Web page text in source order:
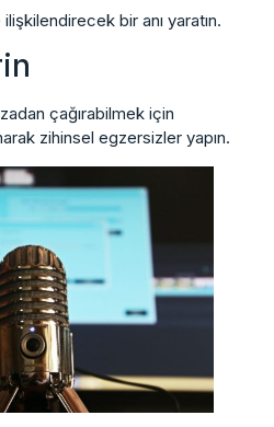
bir anı yaratın.
çağırabilmek için
zihinsel egzersizler yapın.